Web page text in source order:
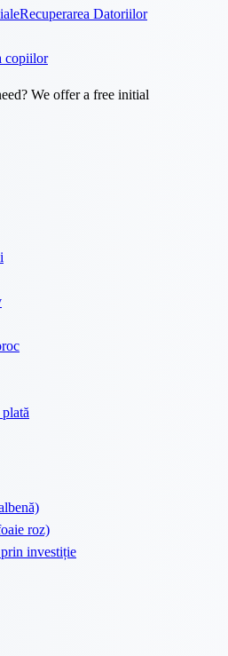
Recuperarea Datoriilor
copiilor
We offer a free initial
roz)
investiție